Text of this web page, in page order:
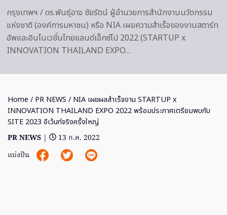
กรุงเทพฯ / ดร.พันธุ์อาจ ชัยรัตน์ ผู้อำนวยการสำนักงานนวัตกรรม
แห่งชาติ (องค์การมหาชน) หรือ NIA เผยความสำเร็จของงานสตาร์ท
อัพและอินโนเวชั่นไทยแลนด์เอ็กซ์โป 2022 (STARTUP x
INNOVATION THAILAND EXPO…
Home / PR NEWS / NIA เผยผลสำเร็จงาน STARTUP x
INNOVATION THAILAND EXPO 2022 พร้อมประกาศเตรียมพบกับ
SITE 2023 อีเว้นท์จริงครั้งใหญ่
PR NEWS |
13 ก.ค. 2022
แบ่งปัน